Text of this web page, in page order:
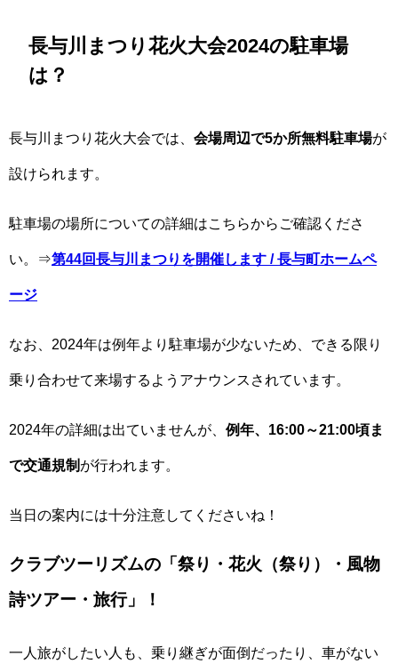
長与川まつり花火大会2024の駐車場
は？
長与川まつり花火大会では、 会場周辺で5か所無料駐車場が
設けられます。
駐車場の場所についての詳細はこちらからご確認くださ
い。⇒第44回長与川まつりを開催します / 長与町ホームペ
ージ
なお、2024年は例年より駐車場が少ないため、できる限り
乗り合わせて来場するようアナウンスされています。
2024年の詳細は出ていませんが、 例年、16:00～21:00頃ま
で交通規制 が行われます。
当日の案内には十分注意してくださいね！
クラブツーリズムの「祭り・花火（祭り）・風物
詩ツアー・旅行」！
一人旅がしたい人も、乗り継ぎが面倒だったり、車がない